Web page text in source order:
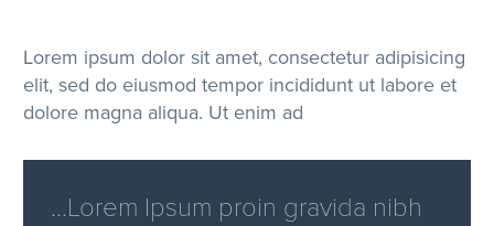
Lorem ipsum dolor sit amet, consectetur adipisicing
elit, sed do eiusmod tempor incididunt ut labore et
dolore magna aliqua. Ut enim ad
…Lorem Ipsum proin gravida nibh